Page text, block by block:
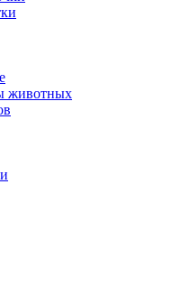
животных